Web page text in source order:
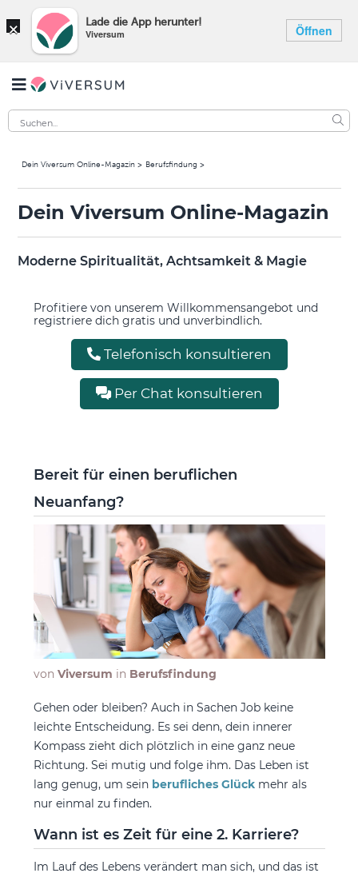
× Lade die App herunter!
Viversum Öffnen
Dein Viversum Online-Magazin Berufsfindung
Dein Viversum Online-Magazin
Moderne Spiritualität, Achtsamkeit & Magie
Profitiere von unserem Willkommensangebot und
registriere dich gratis und unverbindlich.
Telefonisch konsultieren
Per Chat konsultieren
Bereit für einen beruflichen
Neuanfang?
von Viversum in Berufsfindung
Gehen oder bleiben? Auch in Sachen Job keine
leichte Entscheidung. Es sei denn, dein innerer
Kompass zieht dich plötzlich in eine ganz neue
Richtung. Sei mutig und folge ihm. Das Leben ist
lang genug, um sein berufliches Glückmehr als
nur einmal zu finden.
Wann ist es Zeit für eine 2. Karriere?
Im Lauf des Lebens verändert man sich, und das ist